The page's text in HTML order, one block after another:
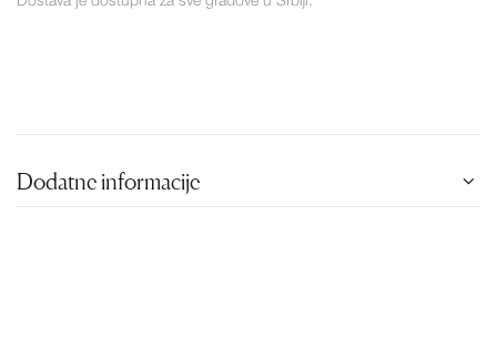
Dodatne informacije